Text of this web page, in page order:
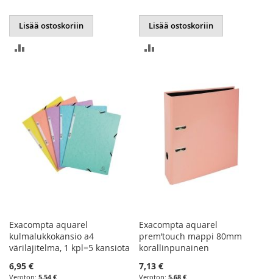
Lisää ostoskoriin Lisää ostoskoriin
Exacompta aquarel
kulmalukkokansio a4
värilajitelma, 1 kpl=5 kansiota
6,95 €
5,54 €
Exacompta aquarel
prem’touch mappi 80mm
korallinpunainen
7,13 €
5,68 €